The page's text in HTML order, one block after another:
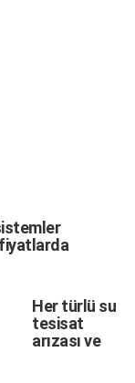
Her türlü su
tesisat
arızasıve